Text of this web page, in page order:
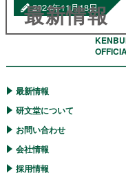
2024年11月18日
最新情報
この度、当社は、一般社
法人中小企業個人情報セ
ュリティー推進協会の
において、鹿児島県初の
ESGマーク認証支援事業者
として認定されました。さ
らに、当社のDXサポート専
任者5人が「認定ESGアド
[…]
最新情報
研文堂について
お問い合わせ
会社情報
採用情報